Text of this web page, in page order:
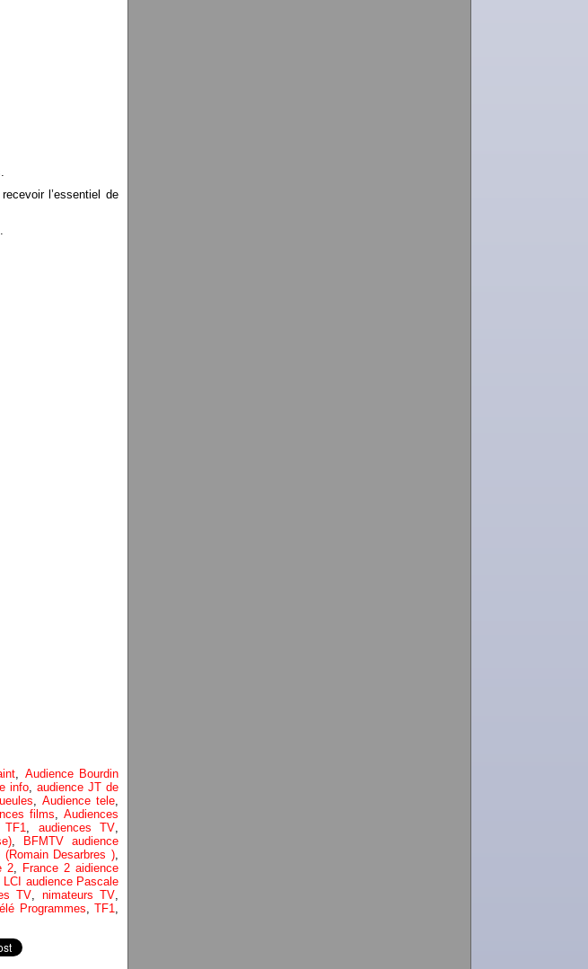
l’essentiel de
, Audience Bourdin
info,audience JT de
, Audience tele,
films,Audiences
TF1, audiences TV,
,
BFMTV audience
(Romain Desarbres ),
2, France 2 aidience
LCI audience Pascale
TV, nimateurs TV,
Programmes, TF1,